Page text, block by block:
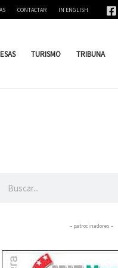
CONTACTAR IN ENGLISH
TURISMO TRIBUNA
– patrocinadores –